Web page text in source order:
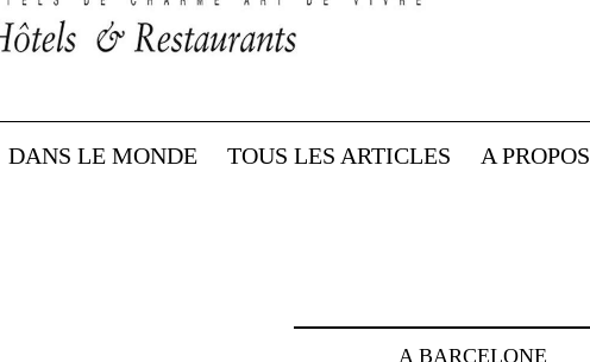
DANS LE MONDE TOUS LES ARTICLES A PROPOS
A BARCELONE